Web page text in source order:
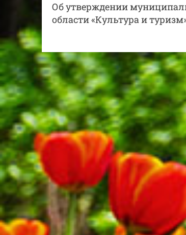
Об утверждении
области «Культура и